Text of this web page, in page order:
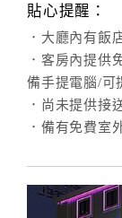
傳
貼心提醒：
．大廳內有飯
．客房內提供
備手提電腦/可
．尚未提供接
．備有免費室